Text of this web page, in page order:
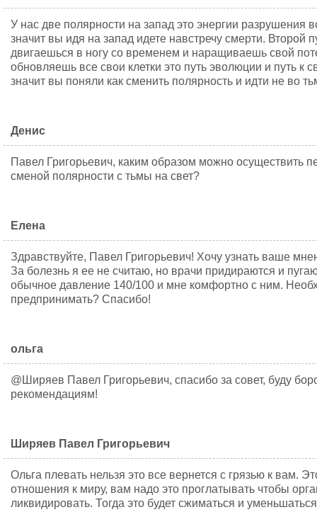
У нас две полярности на запад это энергии разрушения
значит вы идя на запад идете навстречу смерти. Второй
двигаешься в ногу со временем и наращиваешь свой
обновляешь все свои клетки это путь эволюции и путь к
значит вы поняли как сменить полярность и идти не во
Денис
Павел Григорьевич, каким образом можно осуществить
сменой полярности с тьмы на свет?
Елена
Здравствуйте, Павел Григорьевич! Хочу узнать ваше
За болезнь я ее не считаю, но врачи придираются и
обычное давление 140/100 и мне комфортно с ним.
предпринимать? Спасибо!
ольга
@Ширяев Павел Григорьевич, спасибо за совет, буду
рекомендациям!
Ширяев Павел Григорьевич
Ольга плевать нельзя это все вернется с грязью к вам.
отношения к миру, вам надо это проглатывать чтобы
ликвидировать. Тогда это будет сжиматься и